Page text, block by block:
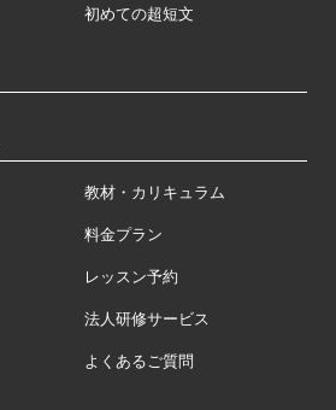
初めての超短文
教材・カリキュラム
料金プラン
レッスン予約
法人研修サービス
よくあるご質問